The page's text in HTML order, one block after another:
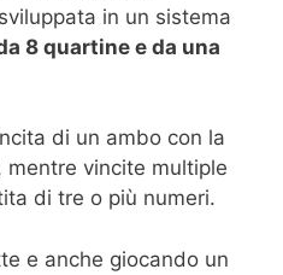
in un sistema
8 quartine e da una
di un ambo con la
vincite multiple
di tre o più numeri.
e anche giocando un